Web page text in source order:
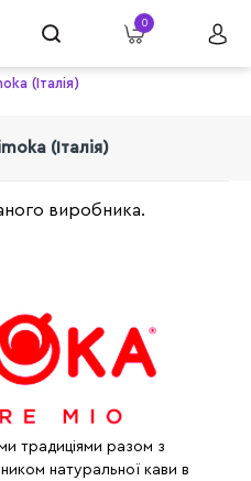
0
(Італія)
(Італія)
виробника.
традиціями разом з
натуральної кави в